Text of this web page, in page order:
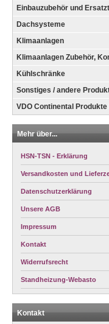
Einbauzubehör und
Dachsysteme
Klimaanlagen
Klimaanlagen Zubehör,
Kühlschränke
Sonstiges / andere
VDO Continental
Mehr über...
HSN-TSN - Erklärung
Versandkosten und
Datenschutzerklärung
Unsere AGB
Impressum
Kontakt
Widerrufsrecht
Standheizung-Webasto
Kontakt